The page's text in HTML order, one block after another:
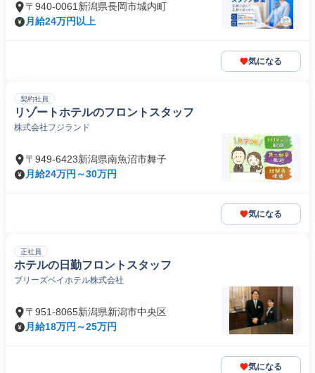
〒940-0061新潟県長岡市城内町
月給24万円以上
気になる
契約社員
リゾートホテルのフロントスタッフ
株式会社フジランド
〒949-6423新潟県南魚沼市舞子
月給24万円～30万円
気になる
正社員
ホテルの日勤フロントスタッフ
ブリーズベイホテル株式会社
〒951-8065新潟県新潟市中央区
月給18万円～25万円
気になる